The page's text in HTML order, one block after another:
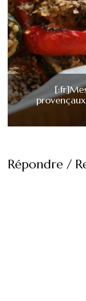
Répondre /